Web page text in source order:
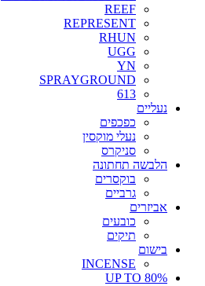
REEF
REPRESENT
RHUN
UGG
YN
SPRAYGROUND
613
נעליים
כפכפים
נעלי מוקסין
סניקרס
הלבשה תחתונה
בוקסרים
גרביים
אביזרים
כובעים
תיקים
בישום
INCENSE
UP TO 80%